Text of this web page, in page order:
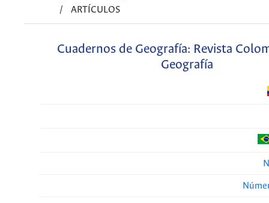
/
ARTÍCULOS
Cuadernos de Geografía: Revista
Geografía